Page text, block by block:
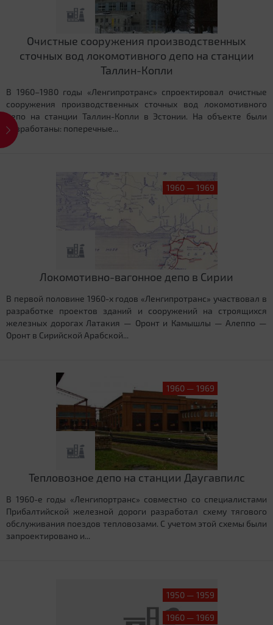
Очистные сооружения производственных
сточных вод локомотивного депо на станции
Таллин-Копли
В 1960–1980 годы «Ленгипротранс» спроектировал очистные
сооружения производственных сточных вод локомотивного
депо на станции Таллин-Копли в Эстонии. На объекте были
разработаны: поперечные...
1960 — 1969
Локомотивно-вагонное депо в Сирии
В первой половине 1960-х годов «Ленгипротранс» участвовал в
разработке проектов зданий и сооружений на строящихся
железных дорогах Латакия — Оронт и Камышлы — Алеппо —
Оронт в Сирийской Арабской...
1960 — 1969
Тепловозное депо на станции Даугавпилс
В 1960-е годы «Ленгипортранс» совместно со специалистами
Прибалтийской железной дороги разработал схему тягового
обслуживания поездов тепловозами. С учетом этой схемы были
запроектировано и...
1950 — 1959
1960 — 1969